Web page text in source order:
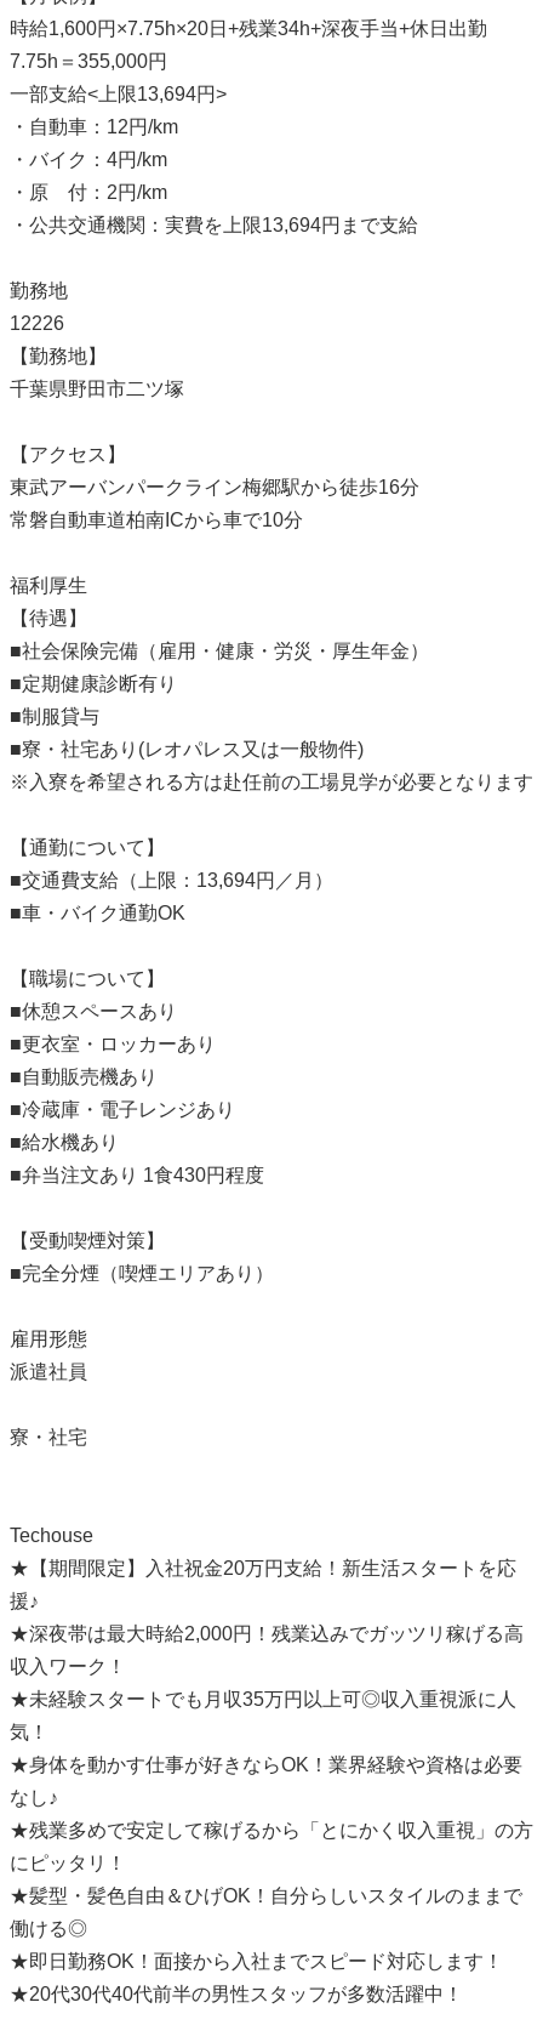
時給1,600円×7.75h×20日+残業34h+深夜手当+休日出勤
7.75h＝355,000円
一部支給<上限13,694円>
・自動車：12円/km
・バイク：4円/km
・原 付：2円/km
・公共交通機関：実費を上限13,694円まで支給
勤務地
12226
【勤務地】
千葉県野田市二ツ塚
【アクセス】
東武アーバンパークライン梅郷駅から徒歩16分
常磐自動車道柏南ICから車で10分
福利厚生
【待遇】
■社会保険完備（雇用・健康・労災・厚生年金）
■定期健康診断有り
■制服貸与
■寮・社宅あり(レオパレス又は一般物件)
※入寮を希望される方は赴任前の工場見学が必要となります
【通勤について】
■交通費支給（上限：13,694円／月）
■車・バイク通勤OK
【職場について】
■休憩スペースあり
■更衣室・ロッカーあり
■自動販売機あり
■冷蔵庫・電子レンジあり
■給水機あり
■弁当注文あり 1食430円程度
【受動喫煙対策】
■完全分煙（喫煙エリアあり）
雇用形態
派遣社員
寮・社宅
Techouse
★【期間限定】入社祝金20万円支給！新生活スタートを応
援♪
★深夜帯は最大時給2,000円！残業込みでガッツリ稼げる高
収入ワーク！
★未経験スタートでも月収35万円以上可◎収入重視派に人
気！
★身体を動かす仕事が好きならOK！業界経験や資格は必要
なし♪
★残業多めで安定して稼げるから「とにかく収入重視」の方
にピッタリ！
★髪型・髪色自由＆ひげOK！自分らしいスタイルのままで
働ける◎
★即日勤務OK！面接から入社までスピード対応します！
★20代30代40代前半の男性スタッフが多数活躍中！